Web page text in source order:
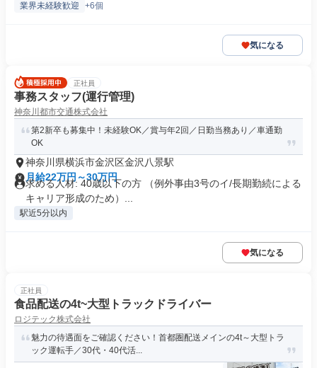
業界未経験歓迎 +6個
気になる
正社員
事務スタッフ(運行管理)
神奈川都市交通株式会社
第2新卒も募集中！未経験OK／賞与年2回／日勤当務あり／車通勤
OK
神奈川県横浜市金沢区金沢八景駅
月給22万円～30万円
求める人材: 40歳以下の方 （例外事由3号のイ/長期勤続による
キャリア形成のため）...
駅近5分以内
気になる
正社員
食品配送の4t~大型トラックドライバー
ロジテック株式会社
魅力の待遇面をご確認ください！首都圏配送メインの4t～大型トラ
ック運転手／30代・40代活...